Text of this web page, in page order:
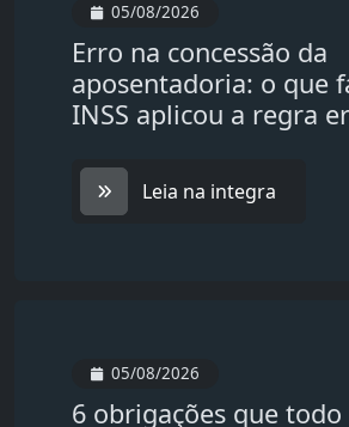
05/08/2026
Erro na concessão da
aposentadoria: o que
INSS aplicou a regra
Leia na integra
05/08/2026
6 obrigações que todo